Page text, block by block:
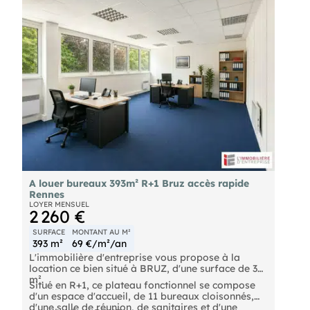
- 1 cuisine et sanitaire privatif. 12 emplacements
de stationnements accompagnent ce bien. Les
informations sur les risques naturels, miniers, ou
technologiques, auxquels ces biens sont exposés,
sont disponibles sur le site
A louer bureaux 393m² R+1 Bruz accès rapide
Rennes
LOYER MENSUEL
2 260 €
SURFACE
393 m²
MONTANT AU M²
69 €/m²/an
L'immobilière d'entreprise vous propose à la
location ce bien situé à BRUZ, d'une surface de 393
m².
Situé en R+1, ce plateau fonctionnel se compose
d'un espace d'accueil, de 11 bureaux cloisonnés,
d'une salle de réunion, de sanitaires et d'une